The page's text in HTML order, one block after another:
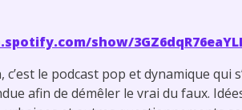
show/
c’est le podcast pop et dynamique qui
afin de démêler le vrai du faux.